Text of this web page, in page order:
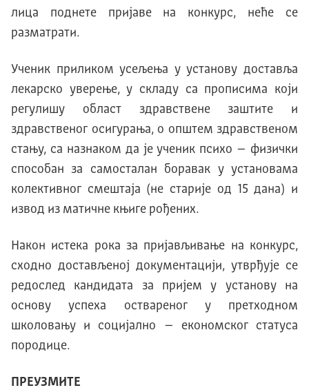
лица поднете пријаве на конкурс, неће се
разматрати.
Ученик приликом усељења у установу доставља
лекарско уверење, у складу са прописима који
регулишу област здравствене заштите и
здравственог осигурања, о општем здравственом
стању, са назнаком да је ученик психо – физички
способан за самосталан боравак у установама
колективног смештаја (не старије од 15 дана) и
извод из матичне књиге рођених.
Након истека рока за пријављивање на конкурс,
сходно достављеној документацији, утврђује се
редослед кандидата за пријем у установу на
основу успеха оствареног у претходном
школовању и социјално – економског статуса
породице.
ПРЕУЗМИТЕ